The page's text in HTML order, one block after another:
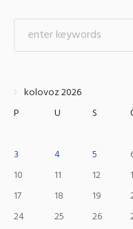
kolovoz 2026
P
U S
3
4 5
10
11 12
17
18 19
24
25 26